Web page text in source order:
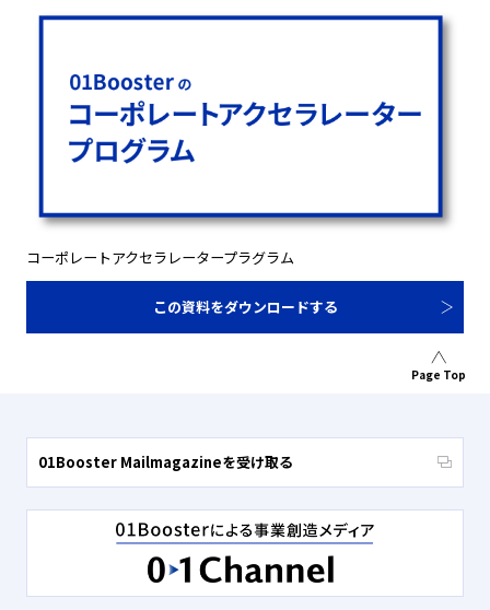
コーポレートアクセラレータープラグラム
この資料をダウンロードする
Page Top
01Booster Mailmagazineを受け取る